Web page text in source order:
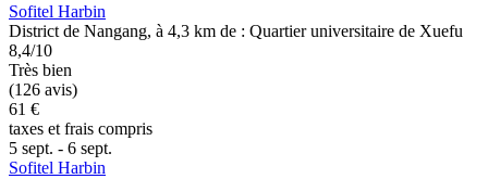
Sofitel Harbin
District de Nangang, à 4,3 km de : Quartier universitaire de Xuefu
8,4/10
Très bien
(126 avis)
61 €
taxes et frais compris
5 sept. - 6 sept.
Sofitel Harbin